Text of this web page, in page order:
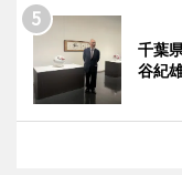
千葉
谷紀